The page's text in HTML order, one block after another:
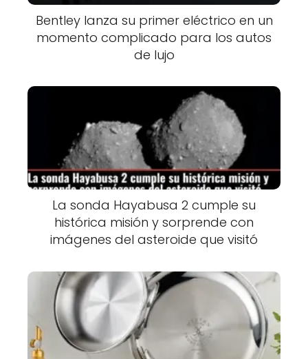
Bentley lanza su primer eléctrico en un
momento complicado para los autos
de lujo
La sonda Hayabusa 2 cumple su
histórica misión y sorprende con
imágenes del asteroide que visitó